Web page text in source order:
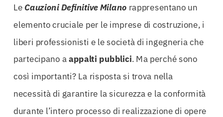
Le Cauzioni Definitive Milano rappresentano un
elemento cruciale per le imprese di costruzione, i
liberi professionisti e le società di ingegneria che
partecipano aappalti pubblici. Ma perché sono
così importanti? La risposta si trova nella
necessità di garantire la sicurezza e la conformità
durante l’intero processo di realizzazione di opere